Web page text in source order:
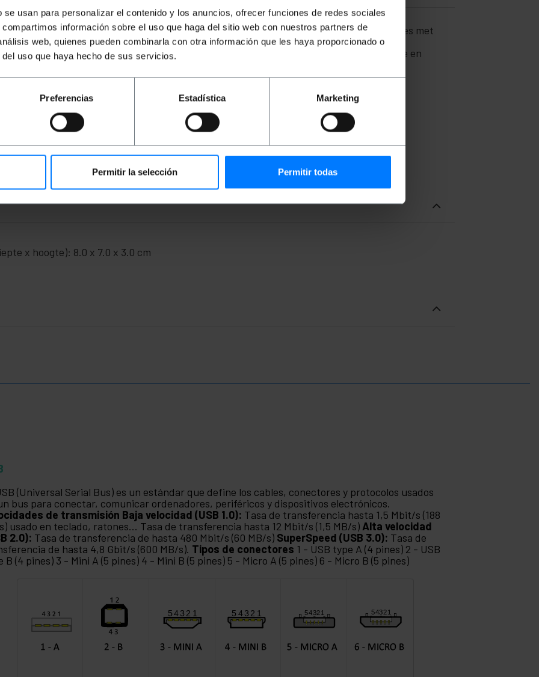
usan para personalizar el contenido y los anuncios, ofrecer funciones de redes sociales
información sobre el uso que haga del sitio web con nuestros partners de
web, quienes pueden combinarla con otra información que les haya proporcionado o
uso que haya hecho de sus servicios.
Preferencias Estadística Marketing
Permitir la selección Permitir todas
485-poort verkrijgt met een DB9-male connector. Het heeft een buffer van 384 bytes met
transmissiesnelheden te verkrijgen. Ondersteunt snelheden van 300 bps tot 230 Kbps.
RTS-, RTS+, CTS+ en CTS- signalen. Geen voeding nodig. Dit model heeft opto-isolatie en
RS422/485-poort verkrijgt met een DB9-male connector.
met een transmissie van 128 bytes om hoge transmissiesnelheden te verkrijgen.
tot 230 Kbps.
RTS-, RTS+, CTS+ en CTS- signalen.
x hoogte): 8.0 x 7.0 x 3.0 cm
(Universal Serial Bus) es un estándar que define los cables, conectores y protocolos usados
bus para conectar, comunicar ordenadores, periféricos y dispositivos electrónicos.
de transmisión Baja velocidad (USB 1.0): Tasa de transferencia hasta 1,5 Mbit/s (188
usado en teclado, ratones... Tasa de transferencia hasta 12 Mbit/s (1,5 MB/s) Alta velocidad
2.0): Tasa de transferencia de hasta 480 Mbit/s (60 MB/s) SuperSpeed (USB 3.0): Tasa de
de hasta 4,8 Gbit/s (600 MB/s). Tipos de conectores 1 - USB type A (4 pines) 2 - USB
B (4 pines) 3 - Mini A (5 pines) 4 - Mini B (5 pines) 5 - Micro A (5 pines) 6 - Micro B (5 pines)